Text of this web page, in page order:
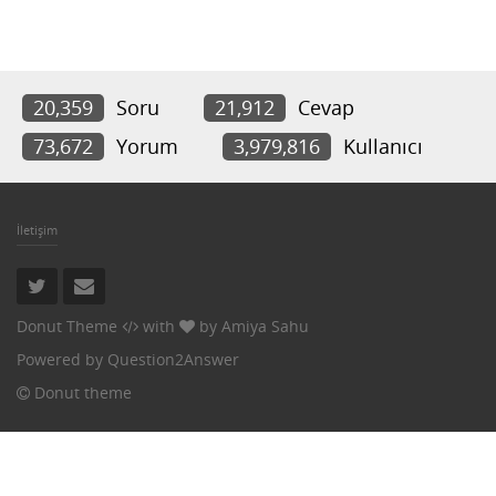
20,359 Soru 21,912
Cevap
73,672
Yorum 3,979,816 Kullanıcı
İletişim
Donut Theme with by Amiya Sahu
Powered by Question2Answer
Donut theme